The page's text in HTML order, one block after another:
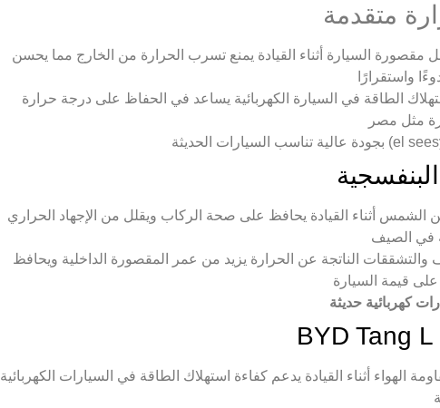
مقصورة السيارة أثناء القيادة يمنع تسرب الحرارة من الخارج مما يحسن
واستقرارًا
الطاقة في السيارة الكهربائية يساعد في الحفاظ على درجة حرارة
مثل مصر
الشمس أثناء القيادة يحافظ على صحة الركاب ويقلل من الإجهاد الحراري
في الصيف
الناتجة عن الحرارة يزيد من عمر المقصورة الداخلية ويحافظ
قيمة السيارة
كهربائية حديثة
الهواء أثناء القيادة يدعم كفاءة استهلاك الطاقة في السيارات الكهربائية